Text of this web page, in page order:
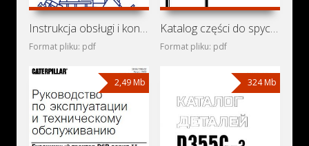
Instrukcja obsługi i konserwacji spycharki Shantui SD32
Format pliku: pdf
Katalog części do spycharki Shantui SD32
Format pliku: pdf
2,49 Mb 324 Mb